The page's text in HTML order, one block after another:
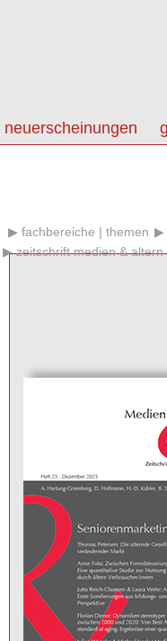
neuerscheinungen
fachbereiche | themen
zeitschrift medien &